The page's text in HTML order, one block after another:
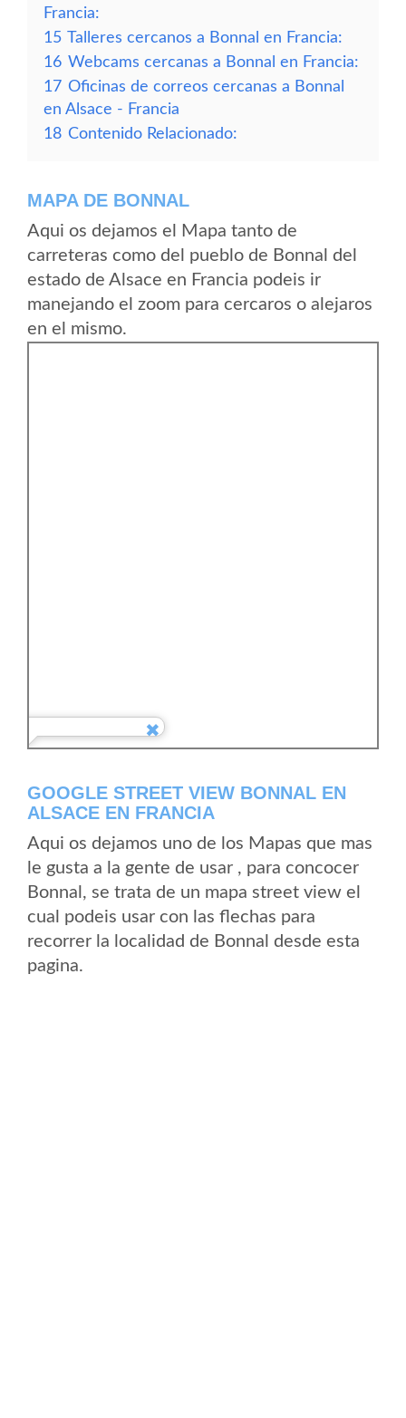
Francia:
15 Talleres cercanos a Bonnal en Francia:
16 Webcams cercanas a Bonnal en Francia:
17 Oficinas de correos cercanas a Bonnal
en Alsace - Francia
18 Contenido Relacionado:
MAPA DE BONNAL
Aqui os dejamos el Mapa tanto de
carreteras como del pueblo de Bonnal del
estado de Alsace en Francia podeis ir
manejando el zoom para cercaros o alejaros
en el mismo.
GOOGLE STREET VIEW BONNAL EN
ALSACE EN FRANCIA
Aqui os dejamos uno de los Mapas que mas
le gusta a la gente de usar , para concocer
Bonnal, se trata de un mapa street view el
cual podeis usar con las flechas para
recorrer la localidad de Bonnal desde esta
pagina.